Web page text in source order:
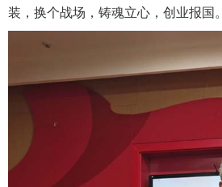
装，换个战场，铸魂立心，创业报国。